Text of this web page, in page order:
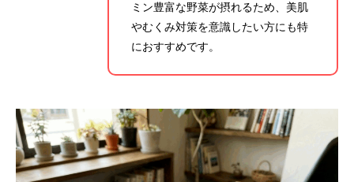
コンポタタルタル
ミン豊富な野菜が摂れるため、美肌
やむくみ対策を意識したい方にも特
におすすめです。